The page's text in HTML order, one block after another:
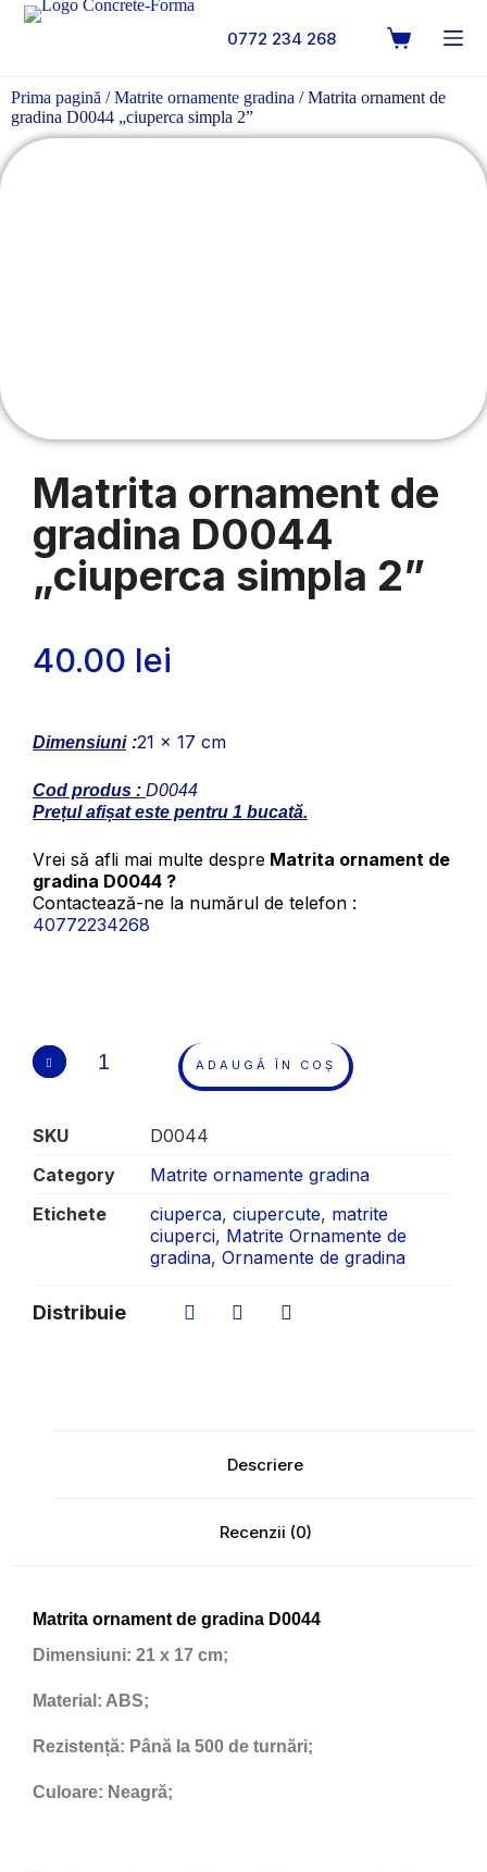
0772 234 268
Prima pagină /Matrite ornamente gradina / Matrita ornament de
gradina D0044 „ciuperca simpla 2”
Matrita ornament de
gradina D0044
„ciuperca simpla 2”
40.00 lei
Dimensiuni :21 x 17 cm
Cod produs : D0044
Prețul afișat este pentru 1 bucată.
Vrei să afli mai multe despre Matrita ornament de
gradina D0044 ?
Contactează-ne la numărul de telefon :
40772234268
ADAUGĂ ÎN COȘ
SKU
D0044
Category
Matrite ornamente gradina
Etichete
ciuperca, ciupercute, matrite
ciuperci, Matrite Ornamente de
gradina, Ornamente de gradina
Distribuie
Descriere
Recenzii (0)
Matrita ornament de gradina D0044
Dimensiuni: 21 x 17 cm;
Material: ABS;
Rezistență: Până la 500 de turnări;
Culoare: Neagră;